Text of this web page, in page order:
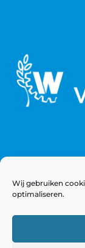
Wij gebruiken
optimaliseren.